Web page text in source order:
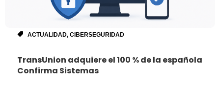
ACTUALIDAD, CIBERSEGURIDAD
TransUnion adquiere el 100 % de la española
Confirma Sistemas